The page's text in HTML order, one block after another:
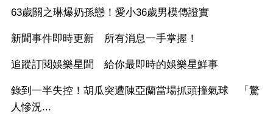
63歲關之琳爆奶孫戀！愛小36歲男模傳證實
新聞事件即時更新 所有消息一手掌握！
追蹤訂閱娛樂星聞 給你最即時的娛樂星鮮事
錄到一半失控！胡瓜突遭陳亞蘭當場抓頭撞氣球 「驚
人慘況...